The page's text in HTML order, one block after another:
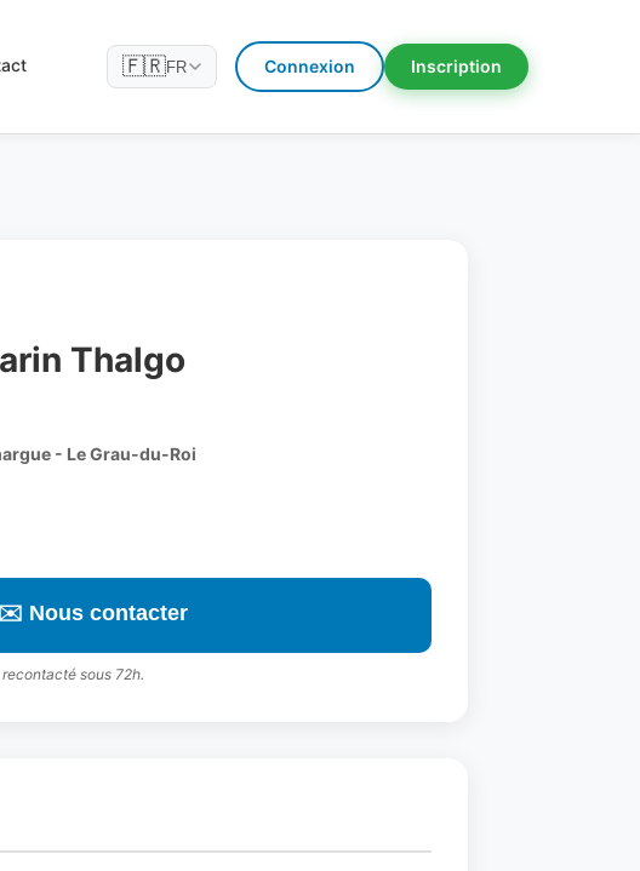
🇫🇷FR Connexion Inscription
Thalgo
- Le Grau-du-Roi
✉️ Nous contacter
sous 72h.